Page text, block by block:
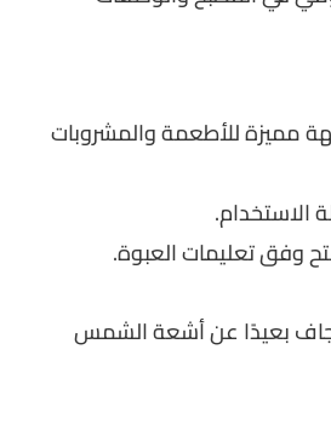
مميزة للأطعمة والمشروبات
الاستخدام.
وفق تعليمات العبوة.
بعيدًا عن أشعة الشمس